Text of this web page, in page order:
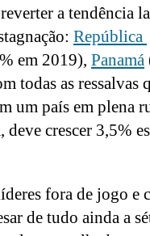
a tendência
República
em 2019), Panamá
todas as ressalvas
um país em plena
crescer 3,5%
fora de jogo e
de tudo ainda a